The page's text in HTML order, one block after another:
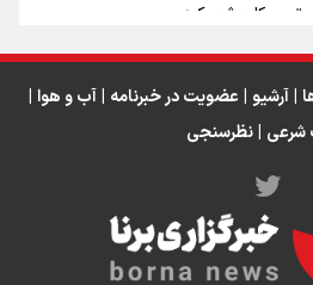
برای پیاده روی اربعین
موتورسیکلت ثبت کرد
استقلال در لیگ هستیم
آرشیو عضویت در خبرنامه آب و هوا
شرعی نظرسنجی